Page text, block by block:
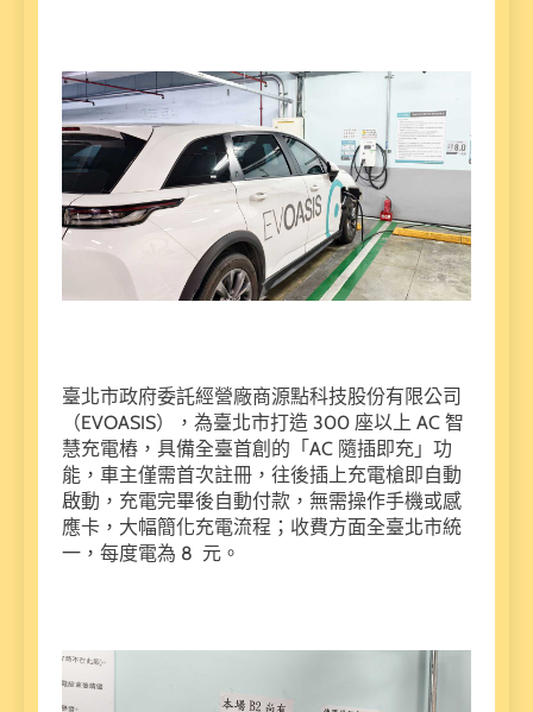
臺北市政府委託經營廠商源點科技股份有限公司
（EVOASIS），為臺北市打造 300 座以上 AC 智
慧充電樁，具備全臺首創的「AC 隨插即充」功
能，車主僅需首次註冊，往後插上充電槍即自動
啟動，充電完畢後自動付款，無需操作手機或感
應卡，大幅簡化充電流程；收費方面全臺北市統
一，每度電為 8 元。